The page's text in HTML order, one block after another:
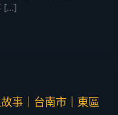
[…]
事｜台南市｜東區